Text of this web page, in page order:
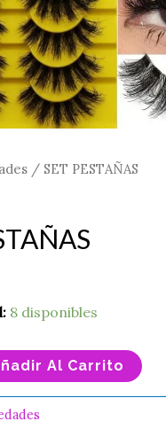
/ SET PESTAÑAS
8 disponibles
Al Carrito